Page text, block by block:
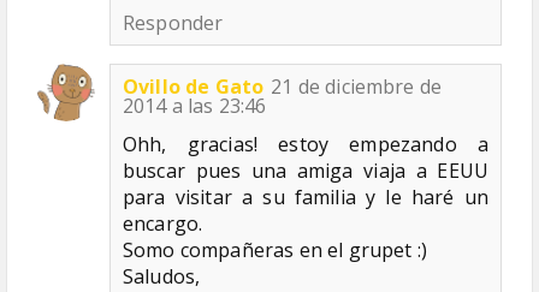
Responder
Ovillo de Gato 21 de diciembre de
2014 a las 23:46
Ohh, gracias! estoy empezando a
buscar pues una amiga viaja a EEUU
para visitar a su familia y le haré un
encargo.
Somo compañeras en el grupet :)
Saludos,